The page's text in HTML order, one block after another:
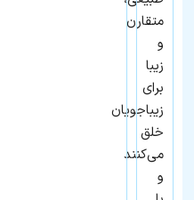
متقارن
و
زیبا
برای
زیباجویان
خلق
می‌کنند
و